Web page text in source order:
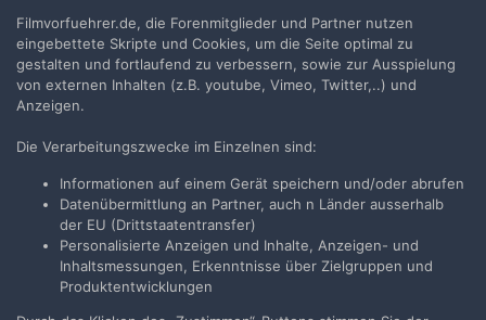
Jetzt anmelden
Teilen Folgen
Zur Themenübersicht
Filmvorfuehrer.de, die Forenmitglieder und Partner nutzen
eingebettete Skripte und Cookies, um die Seite optimal zu
gestalten und fortlaufend zu verbessern, sowie zur Ausspielung
von externen Inhalten (z.B. youtube, Vimeo, Twitter,..) und
Anzeigen.
Die Verarbeitungszwecke im Einzelnen sind:
Informationen auf einem Gerät speichern und/oder abrufen
Datenübermittlung an Partner, auch n Länder ausserhalb
der EU (Drittstaatentransfer)
Personalisierte Anzeigen und Inhalte, Anzeigen- und
Inhaltsmessungen, Erkenntnisse über Zielgruppen und
Produktentwicklungen